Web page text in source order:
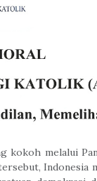
kokoh melalui
Indonesia